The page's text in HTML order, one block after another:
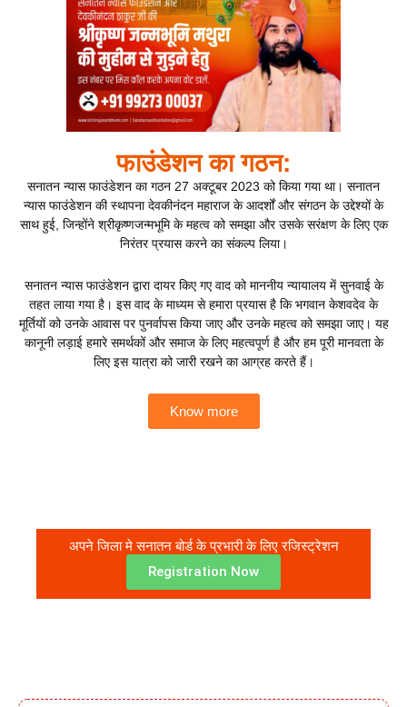
फाउंडेशन का गठन:
सनातन न्यास फाउंडेशन का गठन 27 अक्टूबर 2023 को किया गया था। सनातन
न्यास फाउंडेशन की स्थापना देवकीनंदन महाराज के आदर्शों और संगठन के उद्देश्यों के
साथ हुई, जिन्होंने श्रीकृष्णजन्मभूमि के महत्व को समझा और उसके सरंक्षण के लिए एक
निरंतर प्रयास करने का संकल्प लिया।
सनातन न्यास फाउंडेशन द्वारा दायर किए गए वाद को माननीय न्यायालय में सुनवाई के
तहत लाया गया है। इस वाद के माध्यम से हमारा प्रयास है कि भगवान केशवदेव के
मूर्तियों को उनके आवास पर पुनर्वापस किया जाए और उनके महत्व को समझा जाए। यह
कानूनी लड़ाई हमारे समर्थकों और समाज के लिए महत्वपूर्ण है और हम पूरी मानवता के
लिए इस यात्रा को जारी रखने का आग्रह करते हैं।
Know more
अपने जिला मे सनातन बोर्ड के प्रभारी के लिए रजिस्ट्रेशन
Registration Now